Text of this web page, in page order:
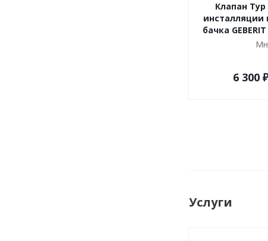
Клапан Typ
инсталляции
бачка
6 300₽
Услуги